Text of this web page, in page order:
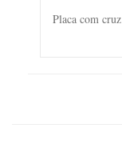
Placa com cruz